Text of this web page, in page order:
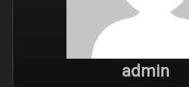
admin